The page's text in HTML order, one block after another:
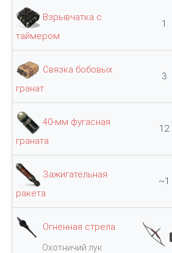
Взрывчатка с
таймером
1
Связка бобовых
гранат
3
40-мм фугасная
граната
12
Зажигательная
ракета
~1
Огненная стрела
Охотничий лук